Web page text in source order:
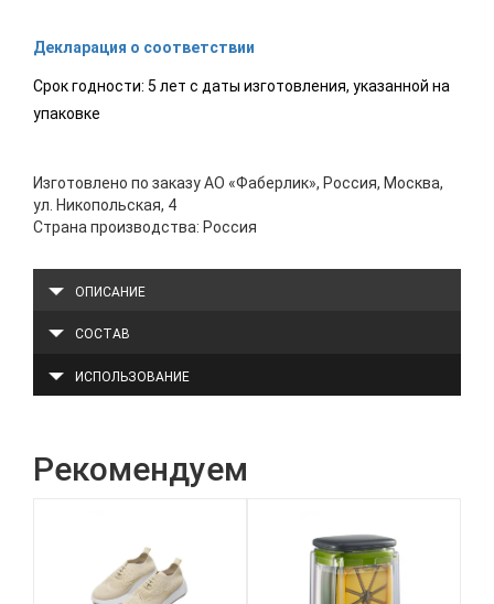
Декларация о соответствии
Срок годности: 5 лет с даты изготовления, указанной на
упаковке
Изготовлено по заказу АО «Фаберлик», Россия, Москва,
ул. Никопольская, 4
Страна производства: Россия
ОПИСАНИЕ
СОСТАВ
ИСПОЛЬЗОВАНИЕ
Рекомендуем